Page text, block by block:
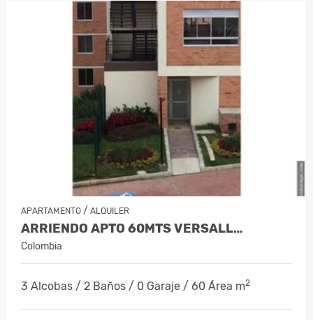
APARTAMENTO / ALQUILER
ARRIENDO APTO 60MTS VERSALL…
Colombia
3 Alcobas / 2 Baños / 0 Garaje / 60 Área m2